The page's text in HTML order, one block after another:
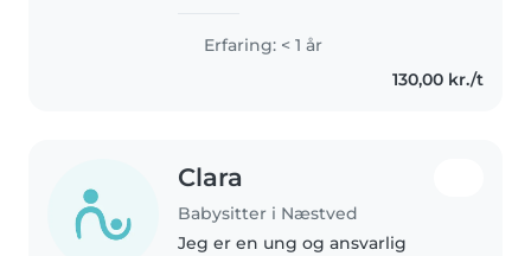
noget at lave i sommerferien (vil
også gerne forsætte efter
Erfaring: < 1 år
130,00 kr./t
Clara
Babysitter i Næstved
Jeg er en ung og ansvarlig